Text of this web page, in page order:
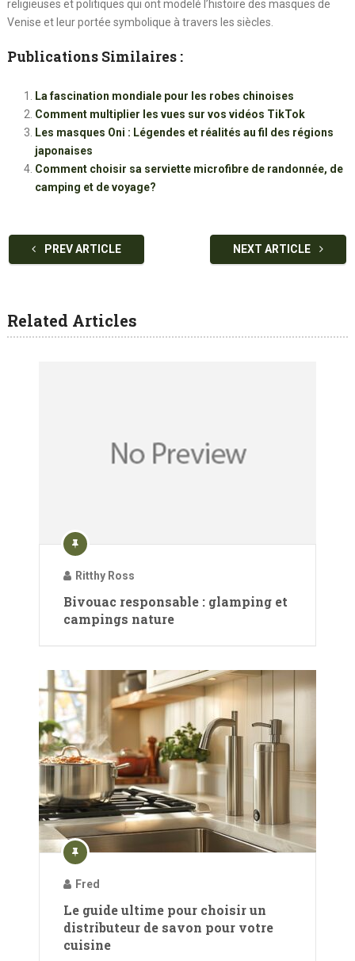
religieuses et politiques qui ont modelé l’histoire des masques de
Venise et leur portée symbolique à travers les siècles.
Publications Similaires :
La fascination mondiale pour les robes chinoises
Comment multiplier les vues sur vos vidéos TikTok
Les masques Oni : Légendes et réalités au fil des régions
japonaises
Comment choisir sa serviette microfibre de randonnée, de
camping et de voyage?
PREV ARTICLE NEXT ARTICLE
Related Articles
Ritthy Ross
Bivouac responsable : glamping et
campings nature
Fred
Le guide ultime pour choisir un
distributeur de savon pour votre
cuisine